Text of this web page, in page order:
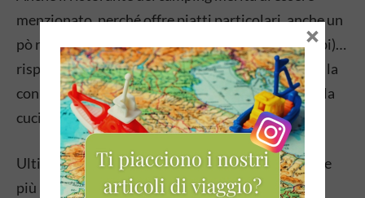
menzionato, perché offre piatti particolari, anche un
pò ricercati, accanto ai classici (pizza e menù bimbi)…
rispecchia un po’ lo stile del posto, come vi dicevo la
coniugazione tra stile e semplicità. E soprattutto la
cucina è molto buona
Ultima cosa, che ho lasciato alla fine perché è tra le
più importanti e merita di essere ricordata:
×